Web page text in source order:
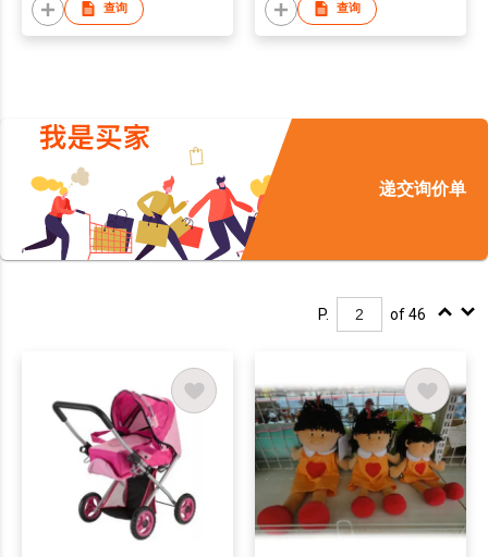
查询 查询
递交询价单
P. of 46